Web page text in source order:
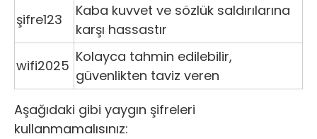
şifre123
Kaba kuvvet ve sözlük saldırılarına
karşı hassastır
wifi2025
Kolayca tahmin edilebilir,
güvenlikten taviz veren
Aşağıdaki gibi yaygın şifreleri
kullanmamalısınız: